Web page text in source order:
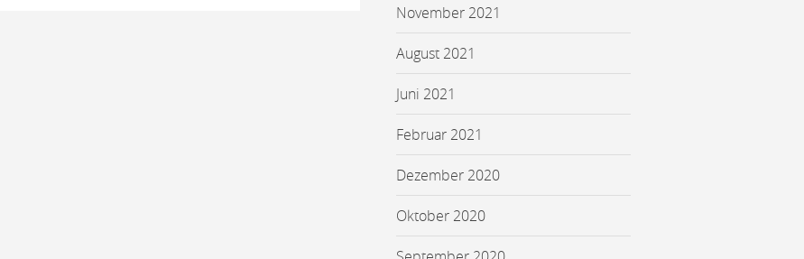
November 2021
August 2021
Juni 2021
Februar 2021
Dezember 2020
Oktober 2020